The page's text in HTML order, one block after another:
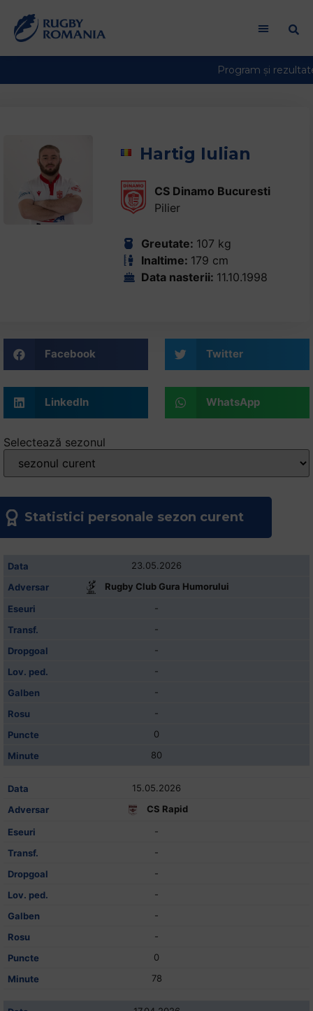
in
This
activates
the
reader
help
you
navigate
and
with
Hartig Iulian
CS Dinamo Bucuresti
Pilier
Greutate: 107 kg
Inaltime: 179 cm
Data nasterii: 11.10.1998
Facebook Twitter
LinkedIn WhatsApp
Selectează sezonul
Statistici personale sezon curent
23.05.2026
Rugby Club Gura Humorului
-
-
-
-
-
-
0
80
15.05.2026
CS Rapid
-
-
-
-
-
-
0
78